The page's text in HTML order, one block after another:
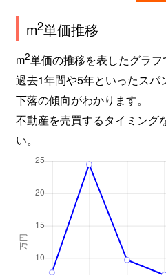
m2単価推移
m2単価の推移を表したグラフ
過去1年間や5年といったスパ
下落の傾向がわかります。
不動産を売買するタイミング
い。